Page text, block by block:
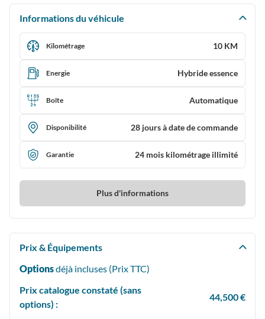
Informations du véhicule
Kilométrage 10 KM
Energie Hybride essence
Boîte Automatique
Disponibilité 28 jours à date de commande
Garantie 24 mois kilométrage illimité
Plus d'informations
Prix & Équipements
Optionsdéjà incluses (PrixTTC)
Prix catalogue constaté (sans
options) :
44,500 €